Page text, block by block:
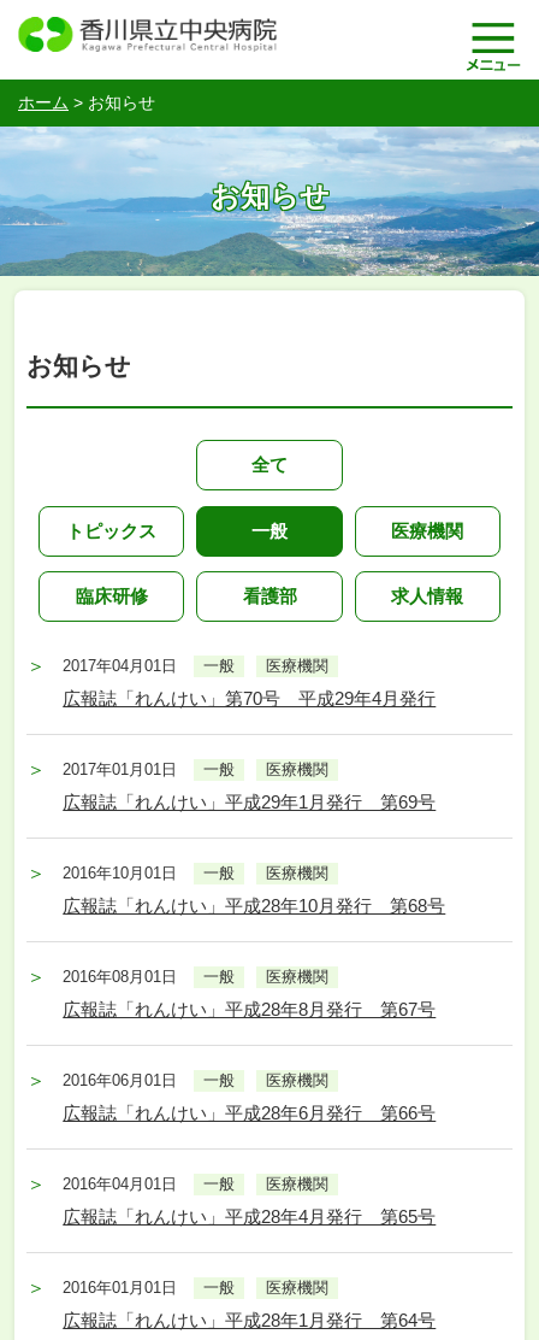
ホーム > お知らせ
お知らせ
お知らせ
全て
トピックス 一般 医療機関
臨床研修 看護部 求人情報
2017年04月01日 一般 医療機関
広報誌「れんけい」第70号 平成29年4月発行
2017年01月01日 一般 医療機関
広報誌「れんけい」平成29年1月発行 第69号
2016年10月01日 一般 医療機関
広報誌「れんけい」平成28年10月発行 第68号
2016年08月01日 一般 医療機関
広報誌「れんけい」平成28年8月発行 第67号
2016年06月01日 一般 医療機関
広報誌「れんけい」平成28年6月発行 第66号
2016年04月01日 一般 医療機関
広報誌「れんけい」平成28年4月発行 第65号
2016年01月01日 一般 医療機関
広報誌「れんけい」平成28年1月発行 第64号